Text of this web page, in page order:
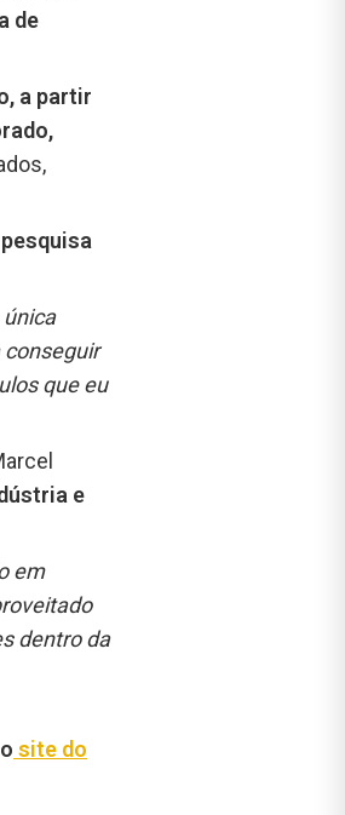
de
a partir
conseguir
que eu
e
em
dentro da
site do